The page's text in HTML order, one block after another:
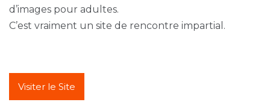
d’images pour adultes.
C’est vraiment un site de rencontre impartial.
Visiter le Site